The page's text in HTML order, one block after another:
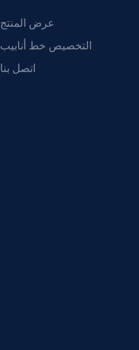
عرض المنتج
التخصيص خط أنابيب
اتصل بنا